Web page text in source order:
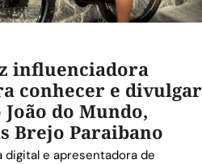
influenciadora
conhecer e divulgar
do Mundo,
Brejo Paraibano
digital e apresentadora de